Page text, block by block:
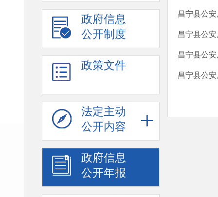
政府信息
公开制度
政策文件
法定主动
公开内容
政府信息
公开年报
昌宁县公
昌宁县公
昌宁县公
昌宁县公